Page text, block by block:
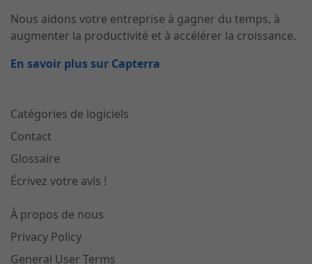
Nous aidons votre entreprise à gagner du temps, à
augmenter la productivité et à accélérer la croissance.
En savoir plus sur Capterra
Catégories de logiciels
Contact
Glossaire
Écrivez votre avis !
À propos de nous
Privacy Policy
General User Terms